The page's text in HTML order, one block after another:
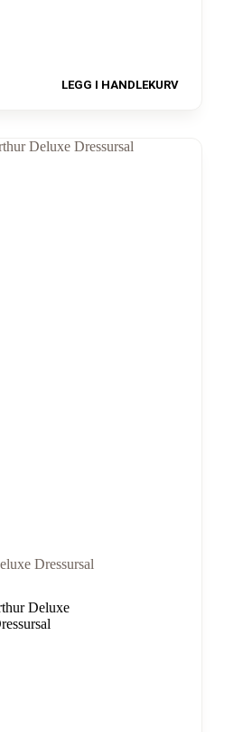
LEGG I HANDLEKURV
Dressursal